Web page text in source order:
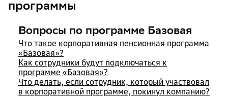
программы
Вопросы по программе Базовая
Что такое корпоративная пенсионная программа
«Базовая»?
Как сотрудники будут подключаться к
программе «Базовая»?
Что делать, если сотрудник, который участвовал
в корпоративной программе, покинул компанию?